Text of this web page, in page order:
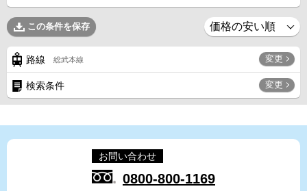
この条件を保存
路線 総武本線 変更
検索条件 変更
お問い合わせ
0800-800-1169